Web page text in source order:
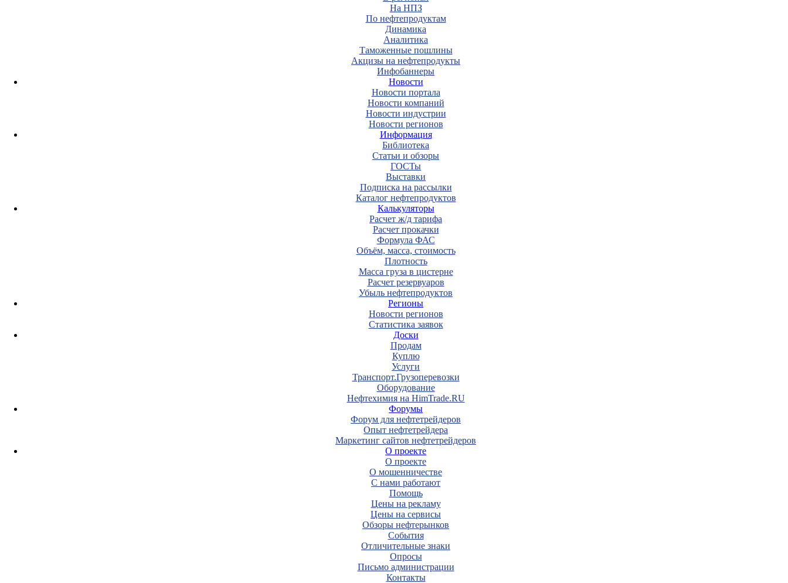
На НПЗ
По нефтепродуктам
Динамика
Аналитика
Таможенные пошлины
Акцизы на нефтепродукты
Инфобаннеры
Новости
Новости портала
Новости компаний
Новости индустрии
Новости регионов
Информация
Библиотека
Статьи и обзоры
ГОСТы
Выставки
Подписка на рассылки
Каталог нефтепродуктов
Калькуляторы
Расчет ж/д тарифа
Расчет прокачки
Формула ФАС
Объём, масса, стоимость
Плотность
Масса груза в цистерне
Расчет резервуаров
Убыль нефтепродуктов
Регионы
Новости регионов
Статистика заявок
Доски
Продам
Куплю
Услуги
Транспорт.Грузоперевозки
Оборудование
Нефтехимия на HimTrade.RU
Форумы
Форум для нефтетрейдеров
Опыт нефтетрейдера
Маркетинг сайтов нефтетрейдеров
О проекте
О проекте
О мошенничестве
С нами работают
Помощь
Цены на рекламу
Цены на сервисы
Обзоры нефтерынков
События
Отличительные знаки
Опросы
Письмо администрации
Контакты